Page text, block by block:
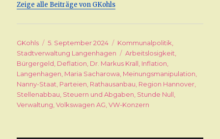
Zeige alle Beiträge von GKohls
Autor
GKohls
Veröffentlicht
am
5. September 2024 Kategorien
Kommunalpolitik,
Stadtverwaltung Langenhagen
Schlagwörter
Arbeitslosigkeit,
Bürgergeld, Deflation, Dr. Markus Krall, Inflation,
Langenhagen, Maria Sacharowa, Meinungsmanipulation,
Nanny-Staat, Parteien, Rathausanbau, Region Hannover,
Stellenabbau, Steuern und Abgaben, Stunde Null,
Verwaltung,Volkswagen AG,VW-Konzern